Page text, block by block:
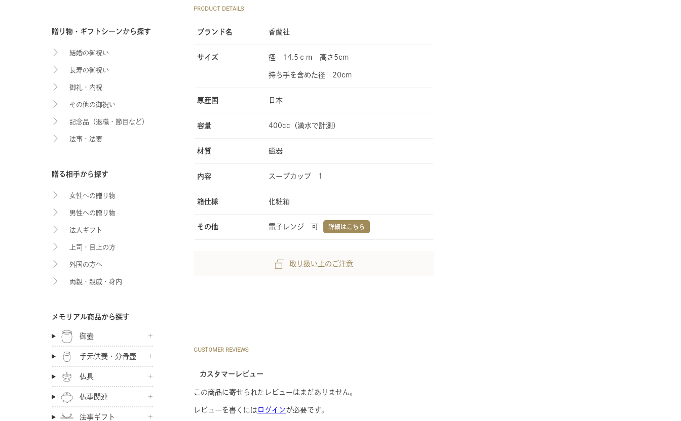
PRODUCT DETAILS
ブランド名 香蘭社
サイズ 径 14.5ｃｍ 高さ5cm
持ち手を含めた径 20cm
原産国 日本
容量 400cc（満水で計測）
材質 磁器
内容 スープカップ 1
箱仕様 化粧箱
その他 電子レンジ 可 詳細はこちら
取り扱い上のご注意
CUSTOMER REVIEWS
カスタマーレビュー
この商品に寄せられたレビューはまだありません。
レビューを書くには ログインが必要です。
贈り物・ギフトシーンから探す
結婚の御祝い
長寿の御祝い
御礼・内祝
その他の御祝い
記念品（退職・節目など）
法事・法要
贈る相手から探す
女性への贈り物
男性への贈り物
法人ギフト
上司・目上の方
外国の方へ
両親・親戚・身内
メモリアル商品から探す
御壺
手元供養・分骨壺
仏具
仏事関連
法事ギフト